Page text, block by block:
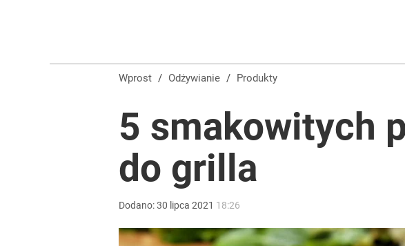
Wprost / Odżywianie / Produkty
5 smakowitych
do grilla
Dodano:30 lipca 2021 18:26